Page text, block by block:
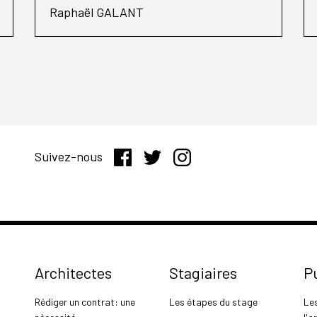
Raphaël GALANT
Suivez-nous
Architectes
Rédiger un contrat: une
Stagiaires
Les étapes du stage